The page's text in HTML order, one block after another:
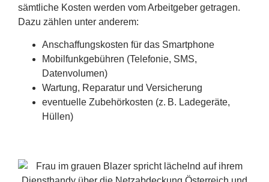
sämtliche Kosten werden vom Arbeitgeber getragen.
Dazu zählen unter anderem:
Anschaffungskosten für das Smartphone
Mobilfunkgebühren (Telefonie, SMS,
Datenvolumen)
Wartung, Reparatur und Versicherung
eventuelle Zubehörkosten (z. B. Ladegeräte,
Hüllen)